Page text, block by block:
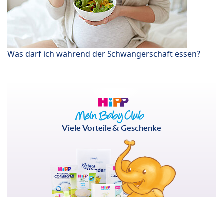
Was darf ich während der Schwangerschaft essen?
Viele Vorteile & Geschenke